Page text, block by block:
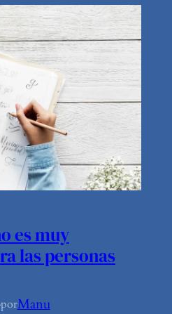
es muy
las personas
porManu